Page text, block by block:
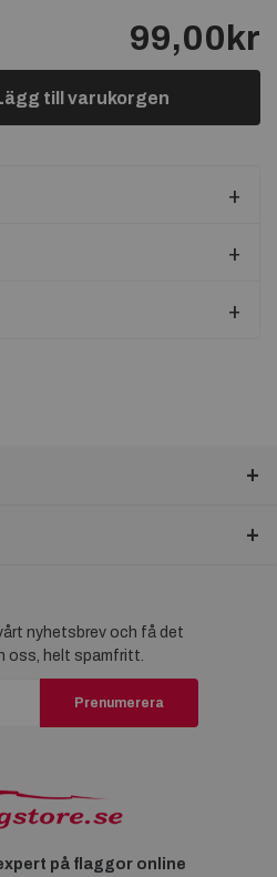
99,00kr
till varukorgen
nyhetsbrev och få det
oss, helt spamfritt.
Prenumerera
på flaggor online